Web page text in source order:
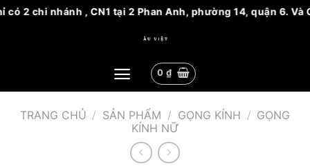
chi nhánh , CN1 tại 2 Phan Anh, phường 14, quận 6. Và
0 ₫
TRANG CHỦ / SẢN PHẨM / GỌNG KÍNH / GỌNG
KÍNH NỮ